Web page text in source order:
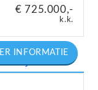
€ 725.000,-
k.k.